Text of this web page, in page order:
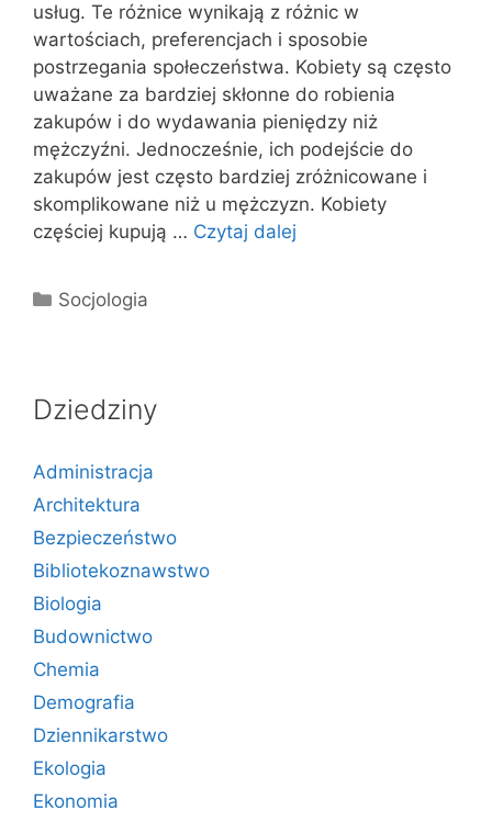
usług. Te różnice wynikają z różnic w
wartościach, preferencjach i sposobie
postrzegania społeczeństwa. Kobiety są często
uważane za bardziej skłonne do robienia
zakupów i do wydawania pieniędzy niż
mężczyźni. Jednocześnie, ich podejście do
zakupów jest często bardziej zróżnicowane i
skomplikowane niż u mężczyzn. Kobiety
częściej kupują … Czytaj dalej
Kategorie
Socjologia
Dziedziny
Administracja
Architektura
Bezpieczeństwo
Bibliotekoznawstwo
Biologia
Budownictwo
Chemia
Demografia
Dziennikarstwo
Ekologia
Ekonomia